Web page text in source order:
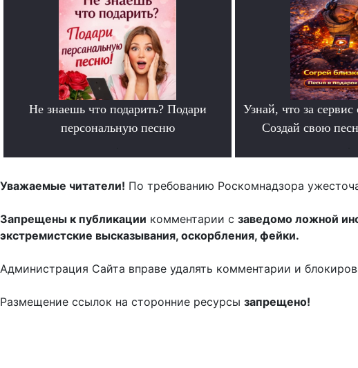
Не знаешь что подарить? Подари
персональную песню
Узнай, что за сервис
Создай свою
Уважаемые читатели! По требованию Роскомнадзора
Запрещены к публикации комментарии с заведомо ложной
экстремистские высказывания, оскорбления, фейки.
Администрация Сайта вправе удалять комментарии и
Размещение ссылок на сторонние ресурсы запрещено!